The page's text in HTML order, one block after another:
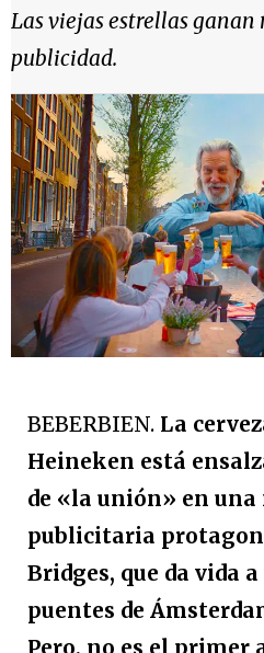
Las viejas estrellas
publicidad.
BEBERBIEN. La
Heineken está
de «la unión» en una
publicitaria
Bridges, que da vida
puentes de
Pero, no es el primer